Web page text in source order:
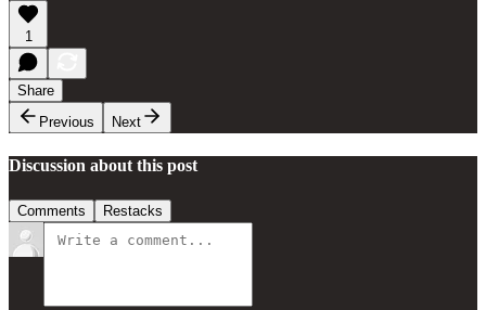
1
Share
Previous
Next
Discussion about this post
Comments Restacks